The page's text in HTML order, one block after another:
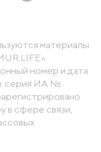
материалы
номер и дата
серия ИА №
в сфере связи,